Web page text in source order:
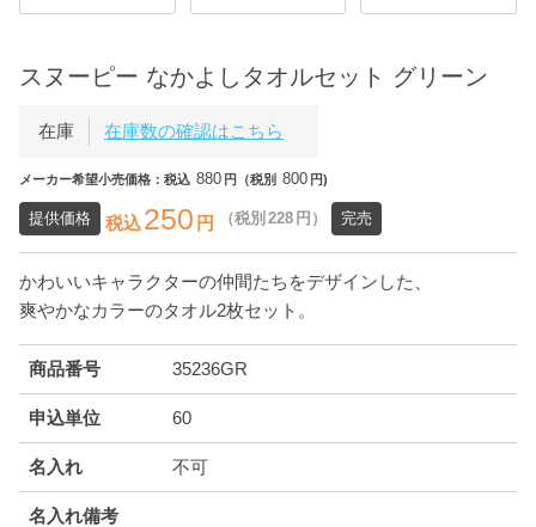
スヌーピー なかよしタオルセット グリーン
在庫 在庫数の確認はこちら
メーカー希望小売価格：税込 880 円（税別 800 円)
提供価格 税込250 円 （税別 228 円） 完売
かわいいキャラクターの仲間たちをデザインした、
爽やかなカラーのタオル2枚セット。
商品番号 35236GR
申込単位 60
名入れ 不可
名入れ備考